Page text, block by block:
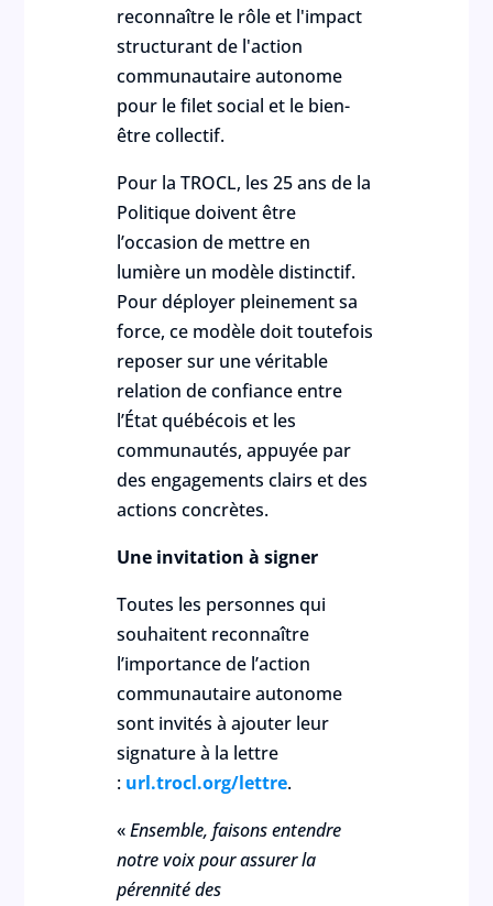
reconnaître le rôle et l'impact
structurant de l'action
communautaire autonome
pour le filet social et le bien-
être collectif.
Pour la TROCL, les 25 ans de la
Politique doivent être
l’occasion de mettre en
lumière un modèle distinctif.
Pour déployer pleinement sa
force, ce modèle doit toutefois
reposer sur une véritable
relation de confiance entre
l’État québécois et les
communautés, appuyée par
des engagements clairs et des
actions concrètes.
Une invitation à signer
Toutes les personnes qui
souhaitent reconnaître
l’importance de l’action
communautaire autonome
sont invités à ajouter leur
signature à la lettre
: url.trocl.org/lettre.
«Ensemble, faisons entendre
notre voix pour assurer la
pérennité des